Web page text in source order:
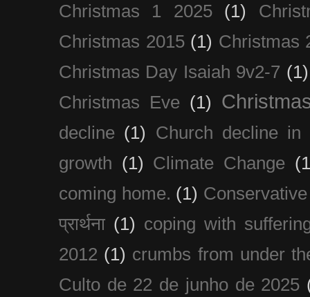
Christmas 1 2025
(1)
Christmas 2015 (1) Christmas
Christmas Day Isaiah 9v2-7 (1)
Christmas Eve (1)
decline (1)
Church decline
growth (1) Climate Change
coming home. (1)
प्रार्थना (1) coping with
2012 (1) crumbs from under
Culto de 22 de junho de 2025